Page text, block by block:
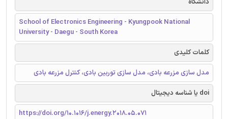
School of Electronics Engineering - Kyungpook National
University - Daegu - South Korea
کلمات کلیدی
مدل سازی مزرعه بادی، مدل سازی توربین بادی، کنترل مزرعه بادی
doi یا شناسه دیجیتال
https://doi.org/10.1016/j.energy.2018.05.071